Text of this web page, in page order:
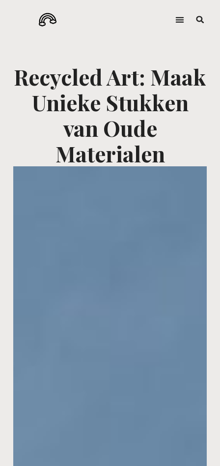
Recycled Art: Maak
Unieke Stukken
van Oude
Materialen